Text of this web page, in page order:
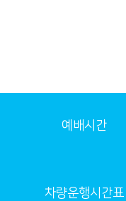
예배시간
차량운행시간표